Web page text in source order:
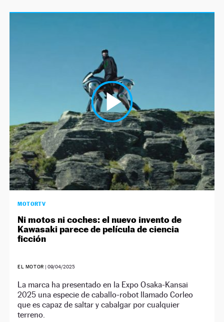
MOTORTV
Ni motos ni coches: el nuevo invento de
Kawasaki parece de película de ciencia
ficción
EL MOTOR | 09/04/2025
La marca ha presentado en la Expo Osaka-Kansai
2025 una especie de caballo-robot llamado Corleo
que es capaz de saltar y cabalgar por cualquier
terreno.